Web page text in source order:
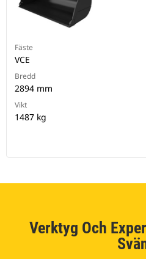
Fäste
VCE
Bredd
2894 mm
Vikt
1487 kg
Verktyg Och